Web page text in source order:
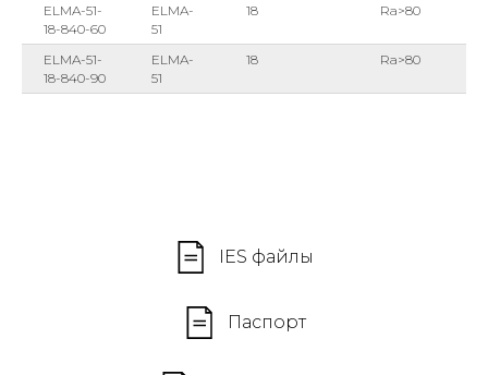
ELMA-51-
18-840-60
ELMA-
51
18 Ra>80
ELMA-51-
18-840-90
ELMA-
51
18 Ra>80
IES файлы
Паспорт